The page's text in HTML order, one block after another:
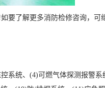
如要了解更多消防检修咨询，可
统、(4)可燃气体探测报警系